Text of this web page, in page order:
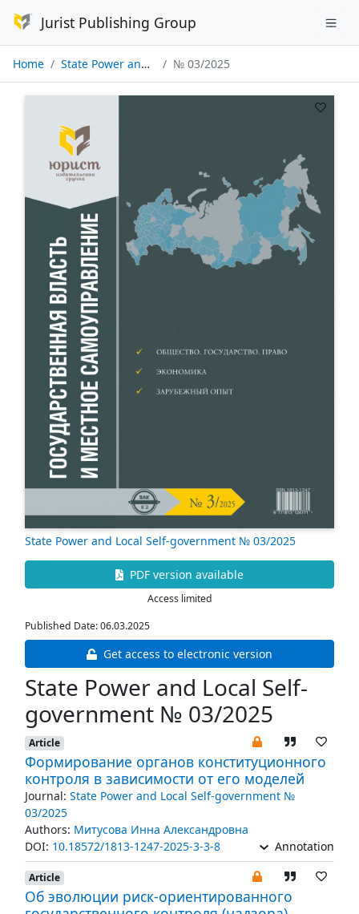
Jurist Publishing Group
Home State Power and Local Self-government № 03/2025
State Power and Local Self-government № 03/2025
PDF version available
Access limited
Published Date: 06.03.2025
Get access to electronic version
State Power and Local Self-
government № 03/2025
Article
Формирование органов конституционного
контроля в зависимости от его моделей
Journal: State Power and Local Self-government №
03/2025
Authors: Митусова Инна Александровна
DOI: 10.18572/1813-1247-2025-3-3-8 Annotation
Article
Об эволюции риск-ориентированного